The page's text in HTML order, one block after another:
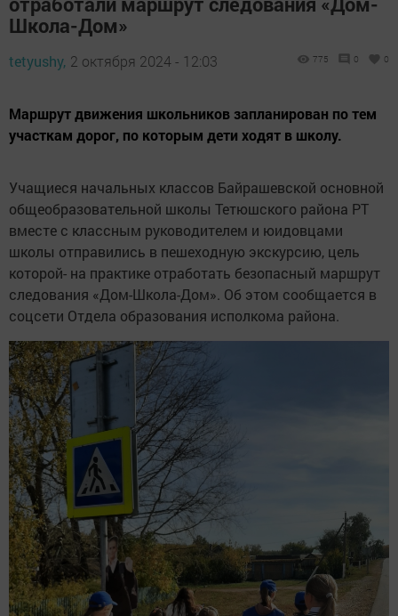
Школа-Дом»
tetyushy, 2 октября 2024 - 12:03 775 0 0
Маршрут движения школьников запланирован по тем
участкам дорог, по которым дети ходят в школу.
Учащиеся начальных классов Байрашевской основной
общеобразовательной школы Тетюшского района РТ
вместе с классным руководителем и юидовцами
школы отправились в пешеходную экскурсию, цель
которой- на практике отработать безопасный маршрут
следования «Дом-Школа-Дом». Об этом сообщается в
соцсети Отдела образования исполкома района.